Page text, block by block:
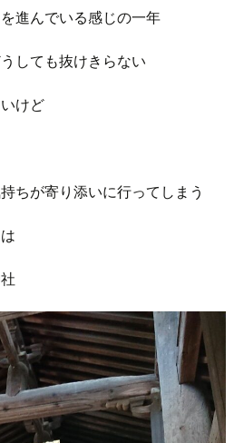
進んでいる感じの一年
しても抜けきらない
けど
ちが寄り添いに行ってしまう